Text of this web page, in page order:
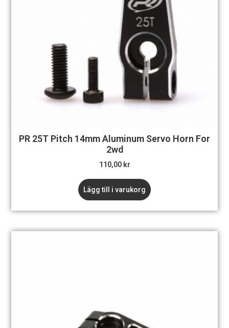
PR 25T Pitch 14mm Aluminum Servo Horn For
2wd
110,00 kr
Lägg till i varukorg